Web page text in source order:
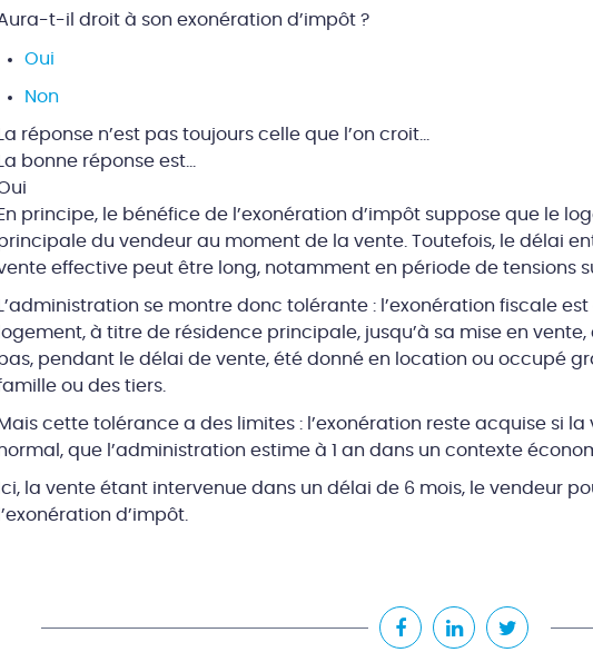
t-il droit à son exonération d’impôt ?
Oui
Non
La réponse n’est pas toujours celle que l’on croit…
La bonne réponse est…
En principe, le bénéfice de l’exonération d’impôt suppose que le
du vendeur au moment de la vente. Toutefois, le délai
effective peut être long, notamment en période de tensions
L’administration se montre donc tolérante : l’exonération fiscale
logement, à titre de résidence principale, jusqu’à sa mise en
pendant le délai de vente, été donné en location ou occupé
ou des tiers.
Mais cette tolérance a des limites : l’exonération reste acquise si
que l’administration estime à 1 an dans un contexte
Ici, la vente étant intervenue dans un délai de 6 mois, le vendeur
l’exonération d’impôt.